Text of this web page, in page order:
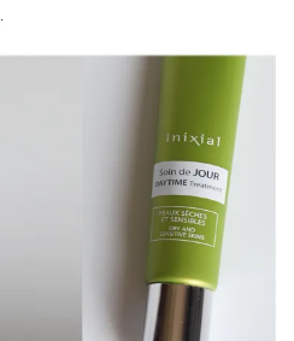
.